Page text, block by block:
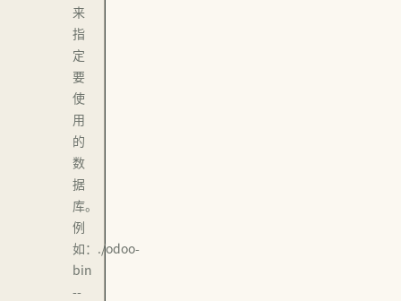
来
指
定
要
使
用
的
数
据
库。
例
如：./odoo-
bin
--